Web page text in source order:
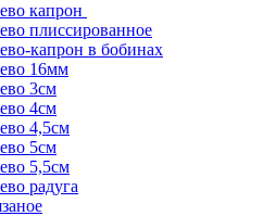
капрон
плиссированное
капрон в бобинах
16мм
3см
4см
4,5см
5см
5,5см
радуга